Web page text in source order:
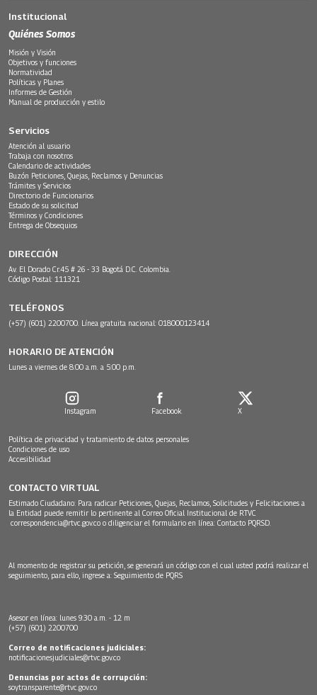
Institucional
Quiénes Somos
Misión y Visión
Objetivos y funciones
Normatividad
Políticas y Planes
Informes de Gestión
Manual de producción y estilo
Servicios
Atención al usuario
Trabaja con nosotros
Calendario de actividades
Buzón Peticiones, Quejas, Reclamos y Denuncias
Trámites y Servicios
Directorio de Funcionarios
Estado de su solicitud
Términos y Condiciones
Entrega de Obsequios
DIRECCIÓN
Av. El Dorado Cr.45 # 26 - 33 Bogotá D.C. Colombia.
Código Postal: 111321
TELÉFONOS
(+57) (601) 2200700. Línea gratuita nacional: 018000123414
HORARIO DE ATENCIÓN
Lunes a viernes de 8:00 a.m. a 5:00 p.m.
Instagram Facebook X
Política de privacidad y tratamiento de datos personales
Condiciones de uso
Accesibilidad
CONTACTO VIRTUAL
Estimado Ciudadano: Para radicar Peticiones, Quejas, Reclamos, Solicitudes y Felicitaciones a
la Entidad puede remitir lo pertinente al Correo Oficial Institucional de RTVC
correspondencia@rtvc.gov.co o diligenciar el formulario en línea: Contacto PQRSD.
Al momento de registrar su petición, se generará un código con el cual usted podrá realizar el
seguimiento, para ello, ingrese a: Seguimiento de PQRS
Asesor en línea: lunes 9:30 a.m. - 12 m
(+57) (601) 2200700
Correo de notificaciones judiciales:
notificacionesjudiciales@rtvc.gov.co
Denuncias por actos de corrupción:
soytransparente@rtvc.gov.co